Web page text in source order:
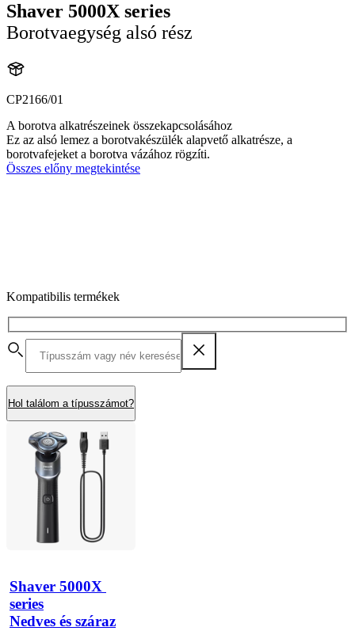
Shaver 5000X series
Borotvaegység alsó rész
CP2166/01
A borotva alkatrészeinek összekapcsolásához
Ez az alsó lemez a borotvakészülék alapvető alkatrésze, a
borotvafejeket a borotva vázához rögzíti.
Összes előny megtekintése
Kompatibilis termékek
Hol találom a típusszámot?
Shaver 5000X
series
Nedves és száraz